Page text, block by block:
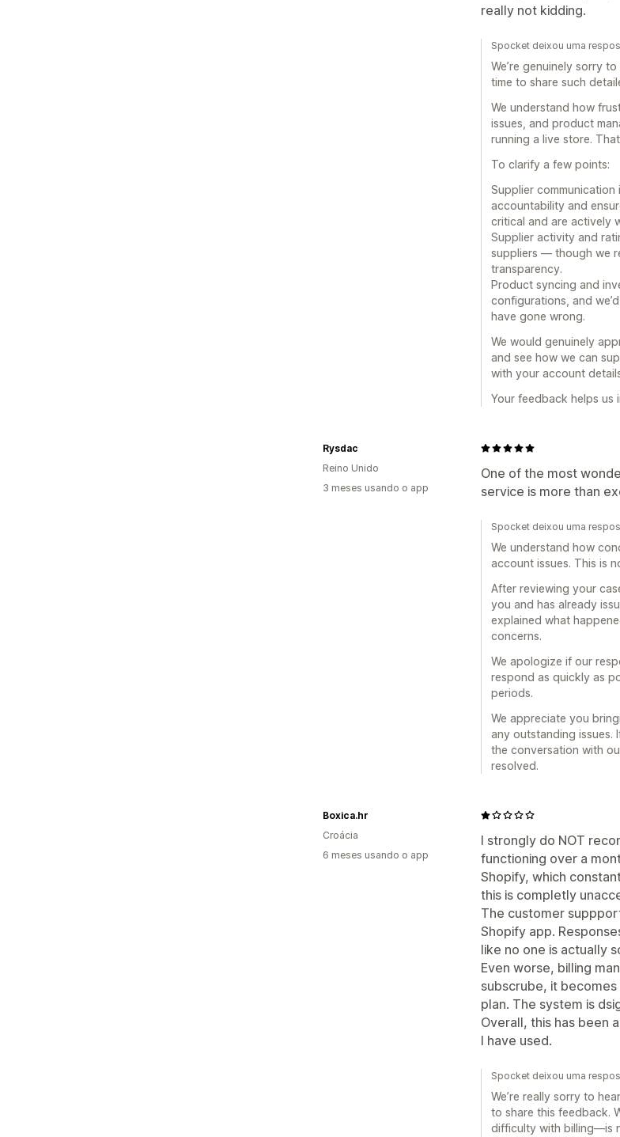
really not kidding.
Spocket deixou uma
We’re genuinely sorry
time to share such
We understand how
issues, and product
running a live store.
To clarify a few points:
Supplier
accountability and
critical and are actively
Supplier activity and
suppliers — though we
transparency.
Product syncing and
configurations, and
have gone wrong.
We would genuinely
and see how we can
with your account
Your feedback helps us
One of the most
service is more than
Rysdac
Reino Unido
3 meses usando o app
Spocket deixou uma
We understand how
account issues. This is
After reviewing your
you and has already
explained what
concerns.
We apologize if our
respond as quickly as
periods.
We appreciate you
any outstanding issues.
the conversation with
resolved.
I strongly do NOT
functioning over a
Shopify, which
this is completly
The customer
Shopify app.
like no one is actually
Even worse, billing
subscrube, it
plan. The system is
Overall, this has been
I have used.
Boxica.hr
Croácia
6 meses usando o app
Spocket deixou uma
We’re really sorry to
to share this feedback.
difficulty with billing—is